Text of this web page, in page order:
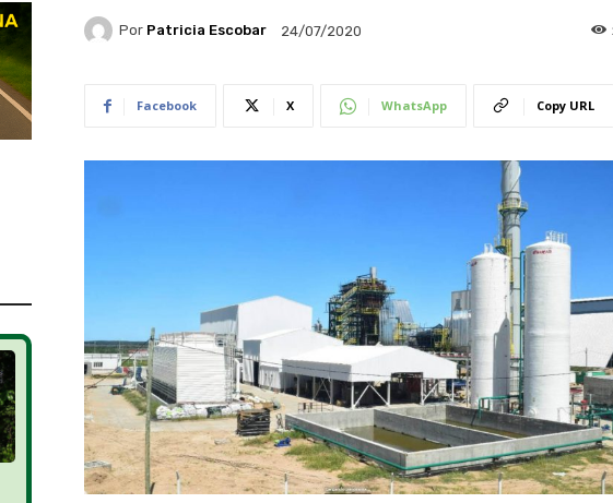
Por Patricia Escobar 24/07/2020
Facebook X WhatsApp Copy URL